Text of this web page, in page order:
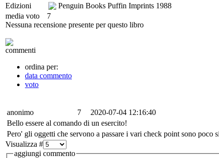
Edizioni
Penguin Books Puffin Imprints 1988
media voto
7
Nessuna recensione presente per questo libro
commenti
ordina per:
data commento
voto
anonimo 7
2020-07-04 12:16:40
Bello essere al comando di un esercito!
Pero' gli oggetti che servono a passare i vari check point sono poco
Visualizza #
aggiungi commento